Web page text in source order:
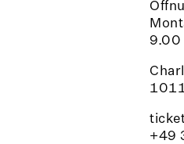
+49